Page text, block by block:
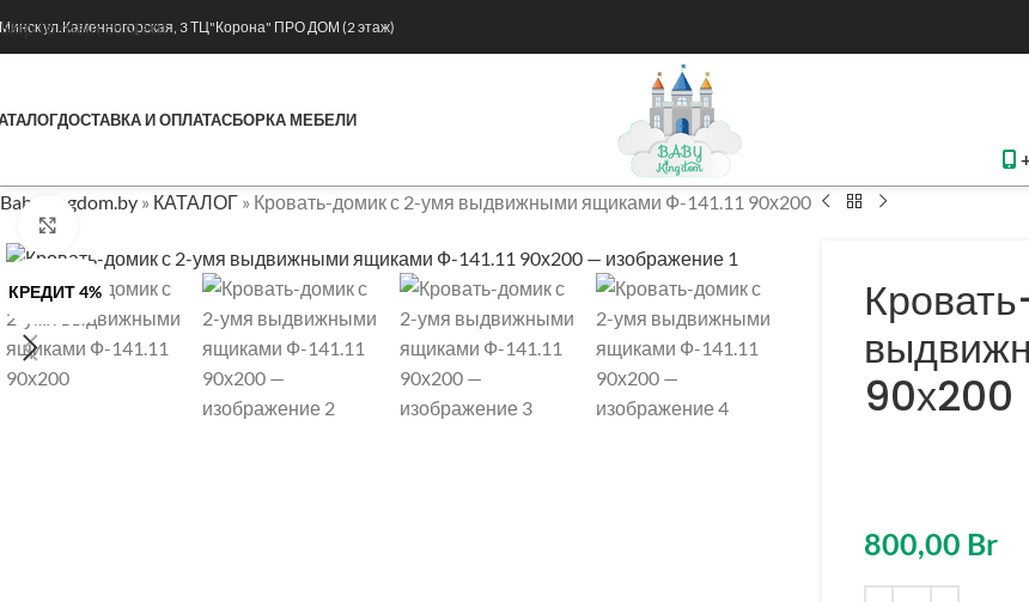
Skip to main content
Минск ул.Каменногорская, 3 ТЦ"Корона" ПРО ДОМ (2 этаж)
ДОСТАВКА И ОПЛАТАСБОРКА МЕБЕЛИ
Babykingdom.by » КАТАЛОГ » Кровать-домик с 2-умя выдвижными ящиками Ф-141.11 90х200
КРЕДИТ 4%
90х200
800,00 Br